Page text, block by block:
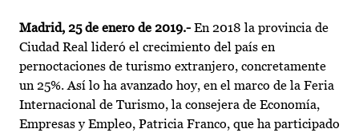
Madrid, 25 de enero de 2019.- En 2018 la provincia de
Ciudad Real lideró el crecimiento del país en
pernoctaciones de turismo extranjero, concretamente
un 25%. Así lo ha avanzado hoy, en el marco de la Feria
Internacional de Turismo, la consejera de Economía,
Empresas y Empleo, Patricia Franco, que ha participado